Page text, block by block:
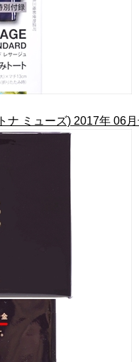
ナ ミューズ) 2017年 06